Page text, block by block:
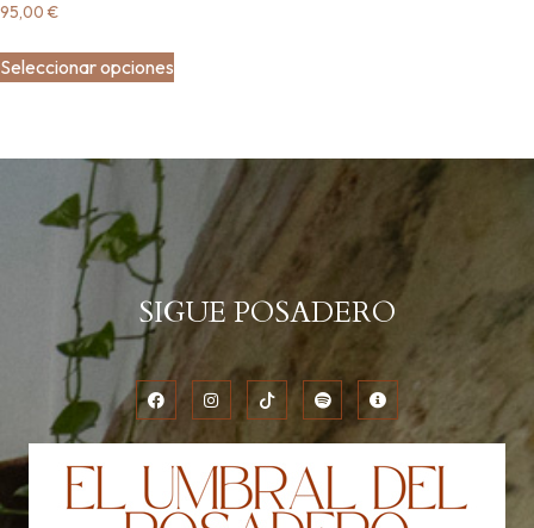
95,00€
Seleccionar opciones
SIGUE POSADERO